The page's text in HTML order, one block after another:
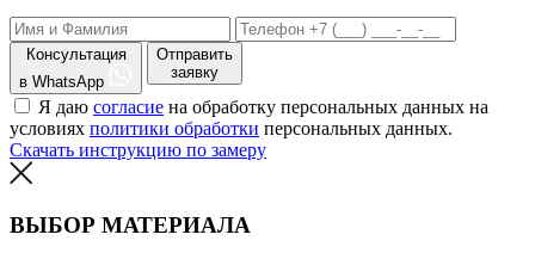
Консультация
в WhatsApp
Отправить
заявку
Я даю согласие на обработку персональных данных на
условиях политики обработки персональных данных.
Скачать инструкцию по замеру
ВЫБОР МАТЕРИАЛА